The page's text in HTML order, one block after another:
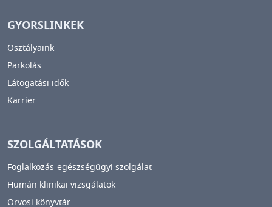
GYORSLINKEK
Osztályaink
Parkolás
Látogatási idők
Karrier
SZOLGÁLTATÁSOK
Foglalkozás-egészségügyi szolgálat
Humán klinikai vizsgálatok
Orvosi könyvtár